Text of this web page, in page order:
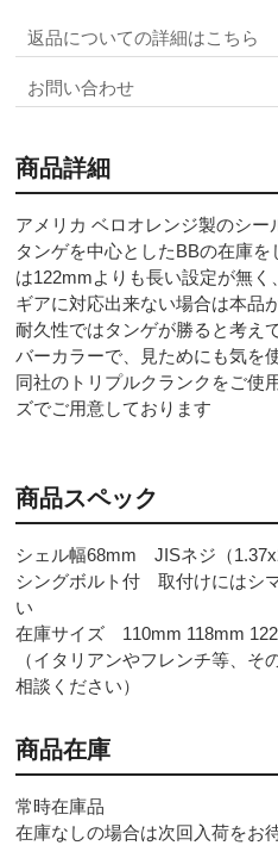
返品についての詳細はこちら
お問い合わせ
商品詳細
アメリカ ベロオレンジ製のシー
タンゲを中心としたBBの在庫
は122mmよりも長い設定が無
ギアに対応出来ない場合は本品
耐久性ではタンゲが勝ると考え
バーカラーで、見ためにも気を
同社のトリプルクランクをご使
ズでご用意しております
商品スペック
シェル幅68mm JISネジ（
シングボルト付 取付けにはシ
い
在庫サイズ 110mm 118mm
（イタリアンやフレンチ等、
相談ください）
商品在庫
常時在庫品
在庫なしの場合は次回入荷をお